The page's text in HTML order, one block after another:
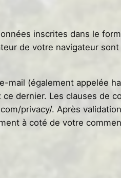
inscrites dans le
de votre navigateur
mail (également appelée
dernier. Les clauses de
privacy/. Après
à coté de votre